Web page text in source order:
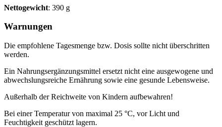
Nettogewicht: 390 g
Warnungen
Die empfohlene Tagesmenge bzw. Dosis sollte nicht überschritten
werden.
Ein Nahrungsergänzungsmittel ersetzt nicht eine ausgewogene und
abwechslungsreiche Ernährung sowie eine gesunde Lebensweise.
Außerhalb der Reichweite von Kindern aufbewahren!
Bei einer Temperatur von maximal 25 °C, vor Licht und
Feuchtigkeit geschützt lagern.